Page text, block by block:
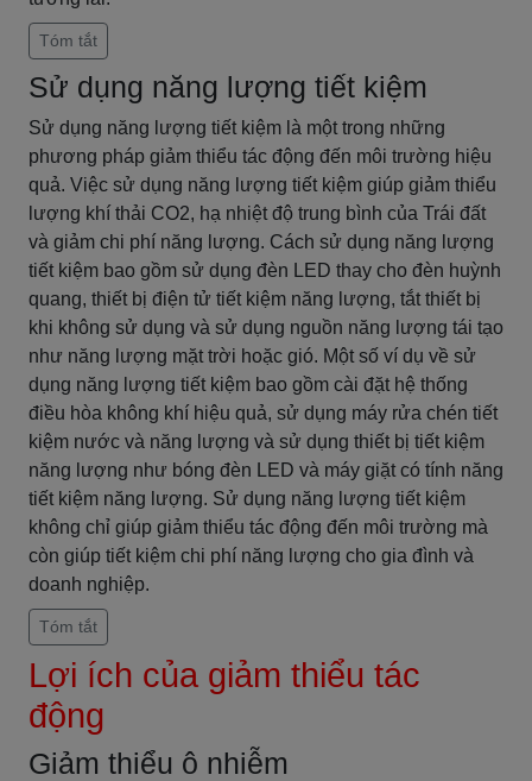
Tóm tắt
Sử dụng năng lượng tiết kiệm
Sử dụng năng lượng tiết kiệm là một trong những
phương pháp giảm thiểu tác động đến môi trường hiệu
quả. Việc sử dụng năng lượng tiết kiệm giúp giảm thiểu
lượng khí thải CO2, hạ nhiệt độ trung bình của Trái đất
và giảm chi phí năng lượng. Cách sử dụng năng lượng
tiết kiệm bao gồm sử dụng đèn LED thay cho đèn huỳnh
quang, thiết bị điện tử tiết kiệm năng lượng, tắt thiết bị
khi không sử dụng và sử dụng nguồn năng lượng tái tạo
như năng lượng mặt trời hoặc gió. Một số ví dụ về sử
dụng năng lượng tiết kiệm bao gồm cài đặt hệ thống
điều hòa không khí hiệu quả, sử dụng máy rửa chén tiết
kiệm nước và năng lượng và sử dụng thiết bị tiết kiệm
năng lượng như bóng đèn LED và máy giặt có tính năng
tiết kiệm năng lượng. Sử dụng năng lượng tiết kiệm
không chỉ giúp giảm thiểu tác động đến môi trường mà
còn giúp tiết kiệm chi phí năng lượng cho gia đình và
doanh nghiệp.
Tóm tắt
Lợi ích của giảm thiểu tác
động
Giảm thiểu ô nhiễm